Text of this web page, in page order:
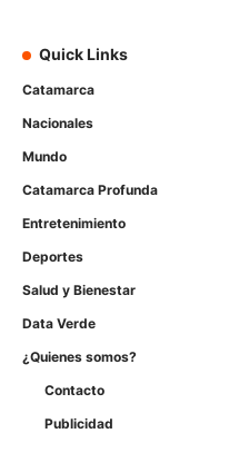
Quick Links
Catamarca
Nacionales
Mundo
Catamarca Profunda
Entretenimiento
Deportes
Salud y Bienestar
Data Verde
¿Quienes somos?
Contacto
Publicidad